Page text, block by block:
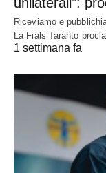
Riceviamo e
La Fials Taranto
1 settimana fa